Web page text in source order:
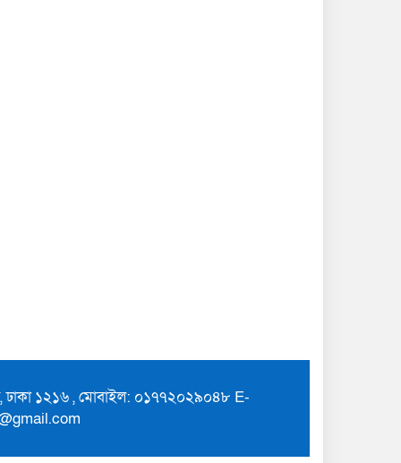
ঢাকা ১২১৬ , মোবাইল: ০১৭৭২০২৯০৪৮ E-